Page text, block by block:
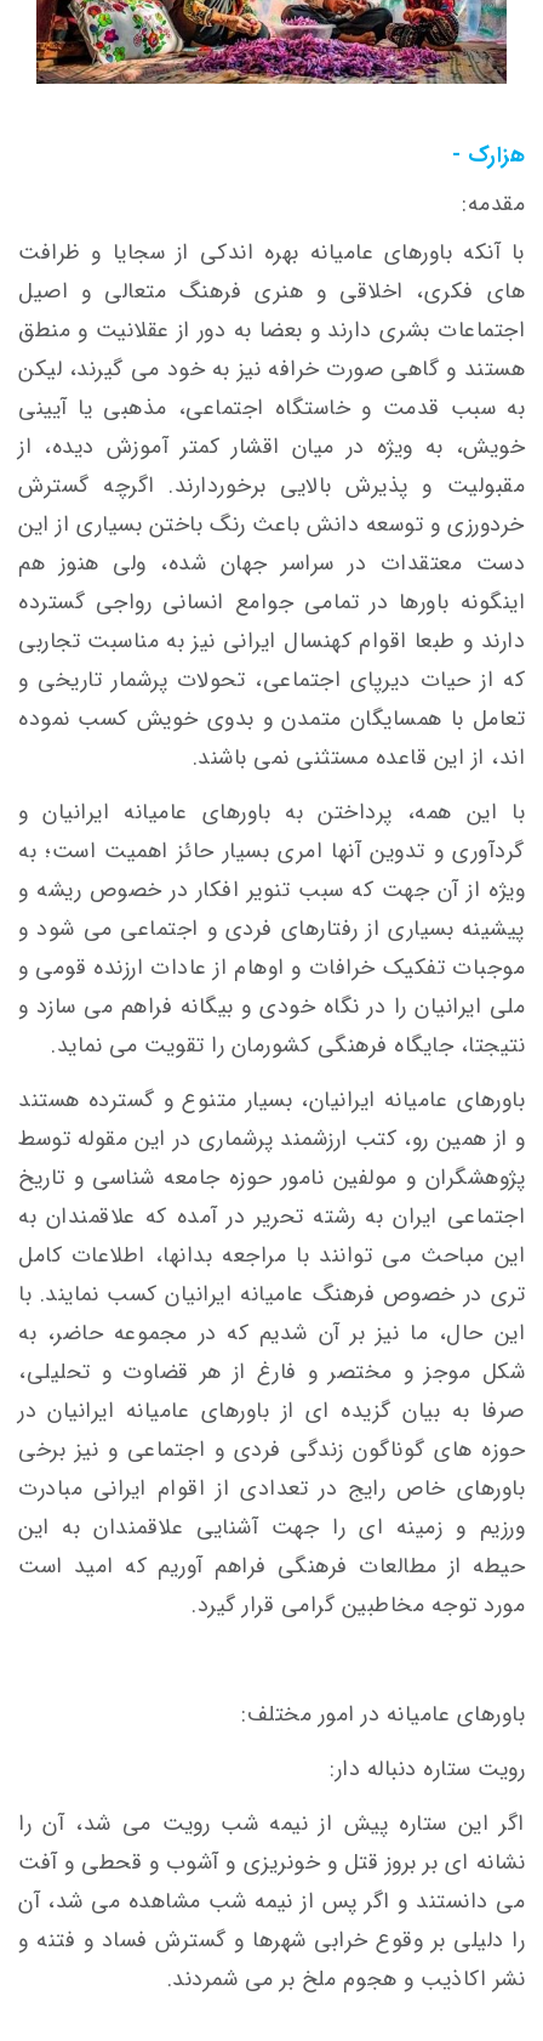
هزارک -
مقدمه:
با آنکه باورهای عامیانه بهره اندکی از سجایا و ظرافت
های فکری، اخلاقی و هنری فرهنگ متعالی و اصیل
اجتماعات بشری دارند و بعضا به دور از عقلانیت و منطق
هستند و گاهی صورت خرافه نیز به خود می گیرند، لیکن
به سبب قدمت و خاستگاه اجتماعی، مذهبی یا آیینی
خویش، به ویژه در میان اقشار کمتر آموزش دیده، از
مقبولیت و پذیرش بالایی برخوردارند. اگرچه گسترش
خردورزی و توسعه دانش باعث رنگ باختن بسیاری از این
دست معتقدات در سراسر جهان شده، ولی هنوز هم
اینگونه باورها در تمامی جوامع انسانی رواجی گسترده
دارند و طبعا اقوام کهنسال ایرانی نیز به مناسبت تجاربی
که از حیات دیرپای اجتماعی، تحولات پرشمار تاریخی و
تعامل با همسایگان متمدن و بدوی خویش کسب نموده
اند، از این قاعده مستثنی نمی باشند.
با این همه، پرداختن به باورهای عامیانه ایرانیان و
گردآوری و تدوین آنها امری بسیار حائز اهمیت است؛ به
ویژه از آن جهت که سبب تنویر افکار در خصوص ریشه و
پیشینه بسیاری از رفتارهای فردی و اجتماعی می شود و
موجبات تفکیک خرافات و اوهام از عادات ارزنده قومی و
ملی ایرانیان را در نگاه خودی و بیگانه فراهم می سازد و
نتیجتا، جایگاه فرهنگی کشورمان را تقویت می نماید.
باورهای عامیانه ایرانیان، بسیار متنوع و گسترده هستند
و از همین رو، کتب ارزشمند پرشماری در این مقوله توسط
پژوهشگران و مولفین نامور حوزه جامعه شناسی و تاریخ
اجتماعی ایران به رشته تحریر در آمده که علاقمندان به
این مباحث می توانند با مراجعه بدانها، اطلاعات کامل
تری در خصوص فرهنگ عامیانه ایرانیان کسب نمایند. با
این حال، ما نیز بر آن شدیم که در مجموعه حاضر، به
شکل موجز و مختصر و فارغ از هر قضاوت و تحلیلی،
صرفا به بیان گزیده ای از باورهای عامیانه ایرانیان در
حوزه های گوناگون زندگی فردی و اجتماعی و نیز برخی
باورهای خاص رایج در تعدادی از اقوام ایرانی مبادرت
ورزیم و زمینه ای را جهت آشنایی علاقمندان به این
حیطه از مطالعات فرهنگی فراهم آوریم که امید است
مورد توجه مخاطبین گرامی قرار گیرد.
باورهای عامیانه در امور مختلف:
رویت ستاره دنباله دار:
اگر این ستاره پیش از نیمه شب رویت می شد، آن را
نشانه ای بر بروز قتل و خونریزی و آشوب و قحطی و آفت
می دانستند و اگر پس از نیمه شب مشاهده می شد، آن
را دلیلی بر وقوع خرابی شهرها و گسترش فساد و فتنه و
نشر اکاذیب و هجوم ملخ بر می شمردند.